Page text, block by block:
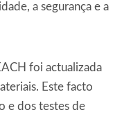
a segurança e a
foi actualizada
Este facto
e dos testes de